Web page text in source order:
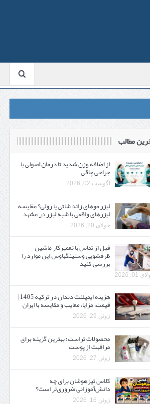
مطالب
از اضافه وزن شدید تا درمان اصولی با
جراحی چاقی
آگوست 02, 2026
لیزر موهای زائد شاتی یا رولی؟ مقایسه
لیزرهای واقعی با شبه‌ لیزر در مشهد
جولای 20, 2026
قبل از تماس با تعمیرکار ماشین
ظرفشویی وستینگهاوس این موارد را
بررسی کنید
01, 2026
هزینه ایمپلنت دندان در ترکیه 1405 |
قیمت، مزایا، معایب و مقایسه با ایران
ژوئن 29, 2026
محصولات تراست؛ بهترین گزینه برای
مراقبت از پوست
ژوئن 27, 2026
کلاس تیزهوشان برای چه
دانش‌آموزانی ضروری‌تر است؟
ژوئن 16, 2026